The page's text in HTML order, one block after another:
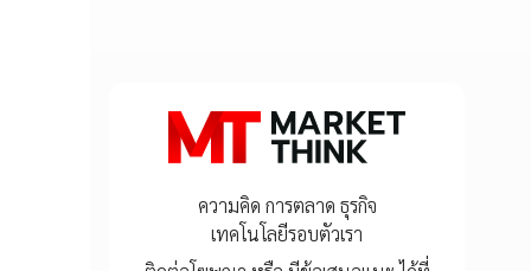
ความคิด การตลาด ธุรกิจ
เทคโนโลยีรอบตัวเรา